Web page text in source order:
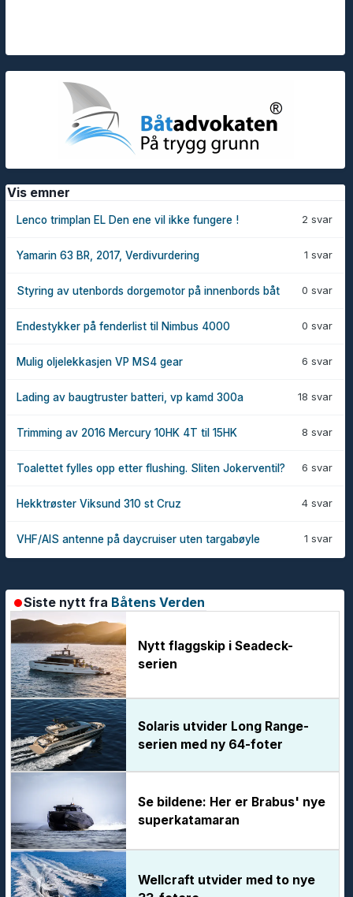
Vis emner
2 svar
Lenco trimplan EL Den ene vil ikke fungere !
1 svar
Yamarin 63 BR, 2017, Verdivurdering
0 svar
Styring av utenbords dorgemotor på innenbords båt
0 svar
Endestykker på fenderlist til Nimbus 4000
6 svar
Mulig oljelekkasjen VP MS4 gear
18 svar
Lading av baugtruster batteri, vp kamd 300a
8 svar
Trimming av 2016 Mercury 10HK 4T til 15HK
6 svar
Toalettet fylles opp etter flushing. Sliten Jokerventil?
4 svar
Hekktrøster Viksund 310 st Cruz
1 svar
VHF/AIS antenne på daycruiser uten targabøyle
Siste nytt fra Båtens Verden
Nytt flaggskip i Seadeck-
serien
Solaris utvider Long Range-
serien med ny 64-foter
Se bildene: Her er Brabus' nye
superkatamaran
Wellcraft utvider med to nye